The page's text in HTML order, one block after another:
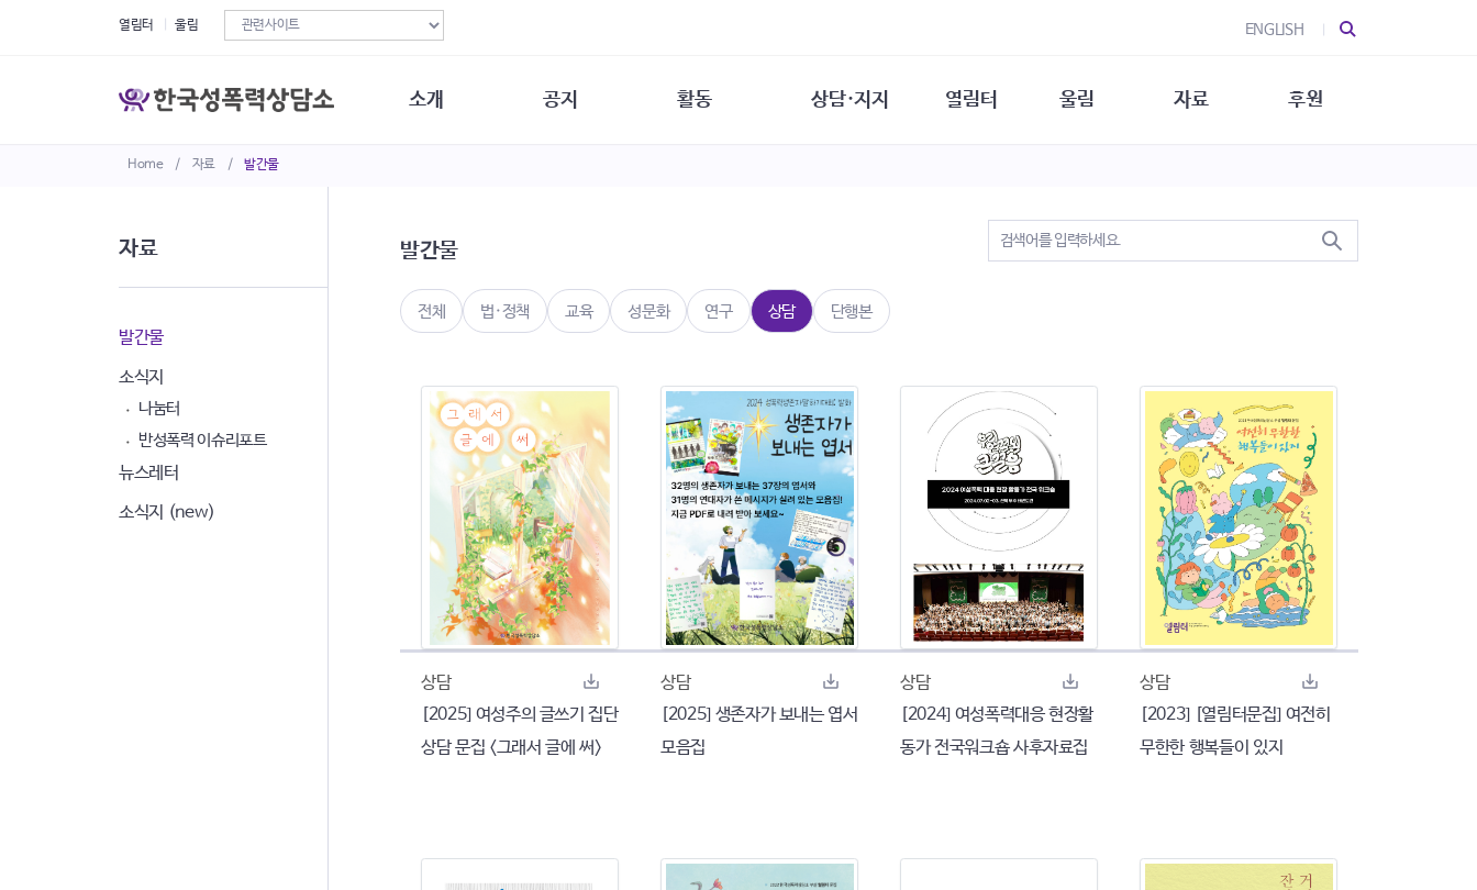
Home / 자료 / 발간물
열림터 울림 ENGLISH
소개
오시는길
정관·규정·약속
비전선언문
공지 활동
생존자 역량강화
여성·인권·국제연대
상담·지지
함께 고민하기
상담 통계
열림터 울림 자료
뉴스레터
후원
자료
발간물
소식지
나눔터
반성폭력 이슈리포트
뉴스레터
소식지 (new)
발간물
전체 법·정책 교육 성문화 연구 상담 단행본
상담
[2025] 여성주의 글쓰기 집단
상담 문집 <그래서 글에 써>
상담
[2025] 생존자가 보내는 엽서
모음집
상담
[2024] 여성폭력대응 현장활
동가 전국워크숍 사후자료집
상담
[2023] [열림터문집] 여전히
무한한 행복들이 있지